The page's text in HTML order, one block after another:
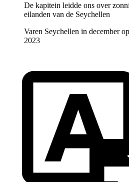
De kapitein leidde ons over
eilanden van de Seychellen
Varen Seychellen in december
2023